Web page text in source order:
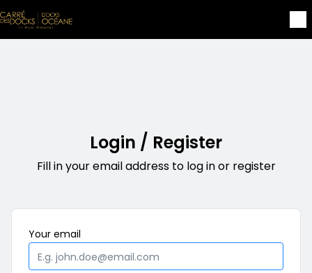
Skip to main content
Login / Register
Fill in your email address to log in or register
Your email